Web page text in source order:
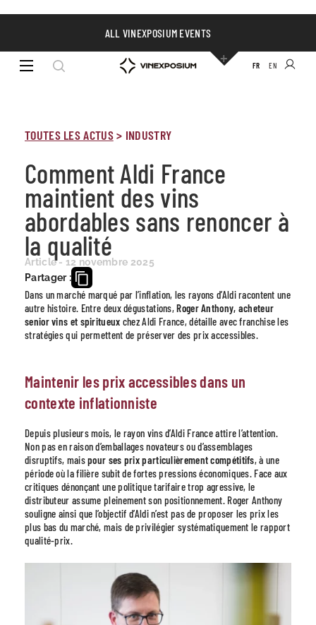
ALL VINEXPOSIUM EVENTS
FR EN
TOUTES LES ACTUS> INDUSTRY
Comment Aldi France
maintient des vins
abordables sans renoncer à
la qualité
Article - 12 novembre 2025
Partager :
Dans un marché marqué par l’inflation, les rayons d’Aldi racontent une
autre histoire. Entre deux dégustations,Roger Anthony, acheteur
senior vins et spiritueux chez Aldi France, détaille avec franchise les
stratégies qui permettent de préserver des prix accessibles.
Maintenir les prix accessibles dans un
contexte inflationniste
Depuis plusieurs mois, le rayon vins d’Aldi France attire l’attention.
Non pas en raison d’emballages novateurs ou d’assemblages
disruptifs, maispour ses prix particulièrement compétitifs, à une
période où la filière subit de fortes pressions économiques. Face aux
critiques dénonçant une politique tarifaire trop agressive, le
distributeur assume pleinement son positionnement. Roger Anthony
souligne ainsi que l’objectif d’Aldi n’est pas de proposer les prix les
plus bas du marché, mais de privilégier systématiquement le rapport
qualité-prix.